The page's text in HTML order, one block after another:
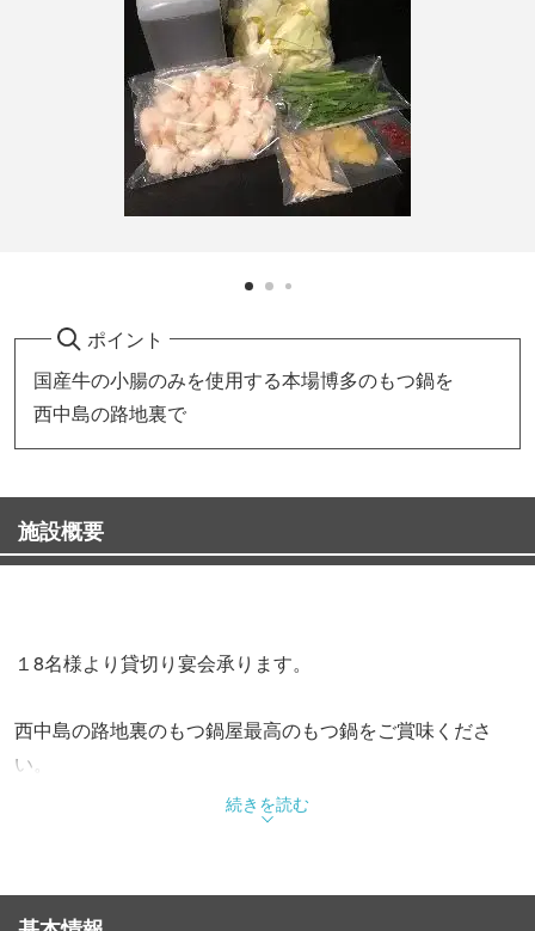
ポイント
国産牛の小腸のみを使用する本場博多のもつ鍋を
西中島の路地裏で
施設概要
１8名様より貸切り宴会承ります。
西中島の路地裏のもつ鍋屋最高のもつ鍋をご賞味くださ
い。
もつ鍋は厳選された、国産牛の生もつ（小腸）のみを使
九州直送の馬刺し盛り合わせは、もつ鍋と共に人気の一品
続きを読む